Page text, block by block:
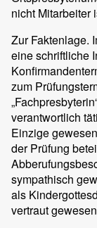
nicht Mitarbeiter
Zur Faktenlage.
eine schriftliche
zum
verantwortlich
Einzige
der Prüfung
sympathisch
als
vertraut